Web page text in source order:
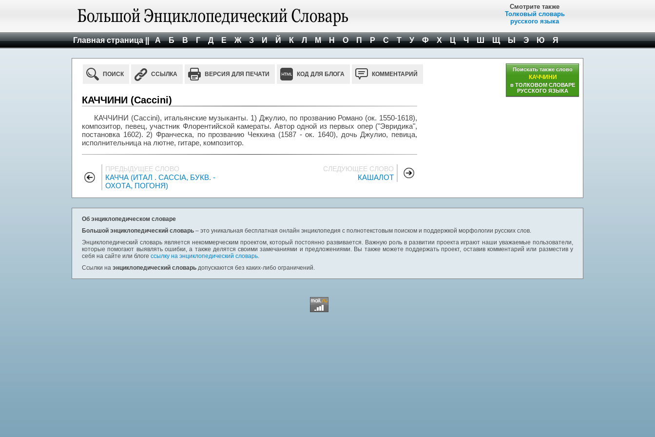
Смотрите также
Толковый словарь
русского языка
Главная страница || А Б В Г Д Е Ж З И Й К Л М Н О П Р С Т У Ф Х Ц Ч Ш Щ Ы Э Ю Я
ПОИСК ССЫЛКА ВЕРСИЯ ДЛЯ ПЕЧАТИ КОД ДЛЯ БЛОГА КОММЕНТАРИЙ
КАЧЧИНИ (Caccini)
КАЧЧИНИ (Caccini), итальянские музыканты. 1) Джулио, по прозванию Романо (ок. 1550-1618),
композитор, певец, участник Флорентийской камераты. Автор одной из первых опер ("Эвридика",
постановка 1602). 2) Франческа, по прозванию Чеккина (1587 - ок. 1640), дочь Джулио, певица,
исполнительница на лютне, гитаре, композитор.
ПРЕДЫДУЩЕЕ СЛОВО
КАЧЧА (ИТАЛ . CACCIA, БУКВ. -
ОХОТА, ПОГОНЯ)
СЛЕДУЮЩЕЕ СЛОВО
КАШАЛОТ
Поискать также слово
КАЧЧИНИ
в ТОЛКОВОМ СЛОВАРЕ
РУССКОГО ЯЗЫКА
Об энциклопедическом словаре
Большой энциклопедический словарь – это уникальная бесплатная онлайн энциклопедия с полнотекстовым поиском и поддержкой морфологии русских слов.
Энциклопедический словарь является некоммерческим проектом, который постоянно развивается. Важную роль в развитии проекта играют наши уважаемые пользователи,
которые помогают выявлять ошибки, а также делятся своими замечаниями и предложениями. Вы также можете поддержать проект, оставив комментарий или разместив у
себя на сайте или блоге ссылку на энциклопедический словарь.
Ссылки на энциклопедический словарь допускаются без каких-либо ограничений.